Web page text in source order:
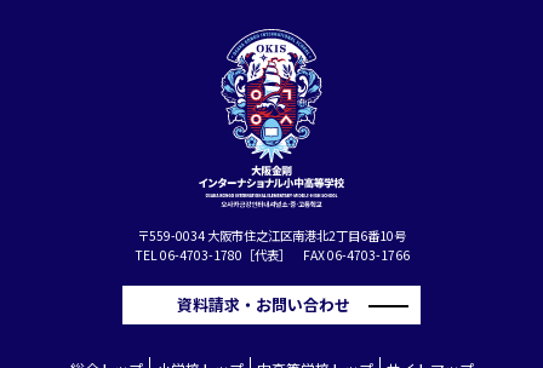
〒559-0034 大阪市住之江区南港北2丁目6番10号
TEL 06-4703-1780［代表］ FAX 06-4703-1766
資料請求・お問い合わせ